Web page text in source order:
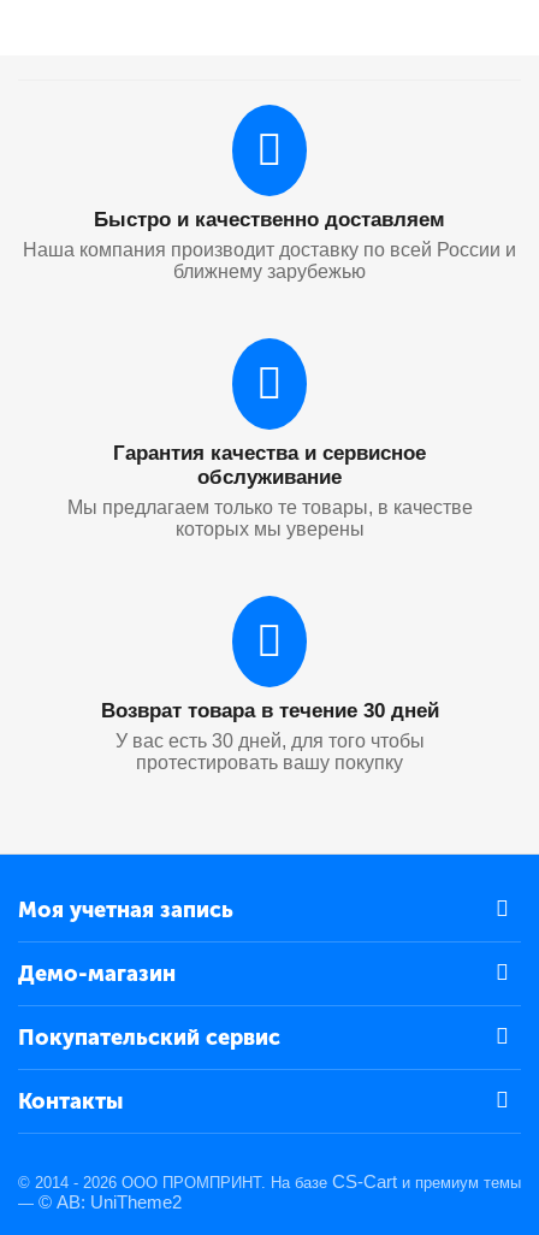
Быстро и качественно доставляем
Наша компания производит доставку по всей России и
ближнему зарубежью
Гарантия качества и сервисное
обслуживание
Мы предлагаем только те товары, в качестве
которых мы уверены
Возврат товара в течение 30 дней
У вас есть 30 дней, для того чтобы
протестировать вашу покупку
Моя учетная запись
Демо-магазин
Покупательский сервис
Контакты
© 2014 - 2026 ООО ПРОМПРИНТ. На базе CS-Cart и премиум темы
— © AB: UniTheme2